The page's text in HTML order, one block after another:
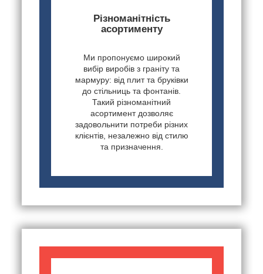
Різноманітність
асортименту
Ми пропонуємо широкий
вибір виробів з граніту та
мармуру: від плит та бруківки
до стільниць та фонтанів.
Такий різноманітний
асортимент дозволяє
задовольнити потреби різних
клієнтів, незалежно від стилю
та призначення.